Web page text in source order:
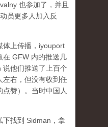
也参加了，并且
员更多人加入反
体上传播，iyouport
在 GFW 内的推送几
他们推送了上百个
左右，但没有收到任
赞）。当时中国人
下找到 Sidman，拿